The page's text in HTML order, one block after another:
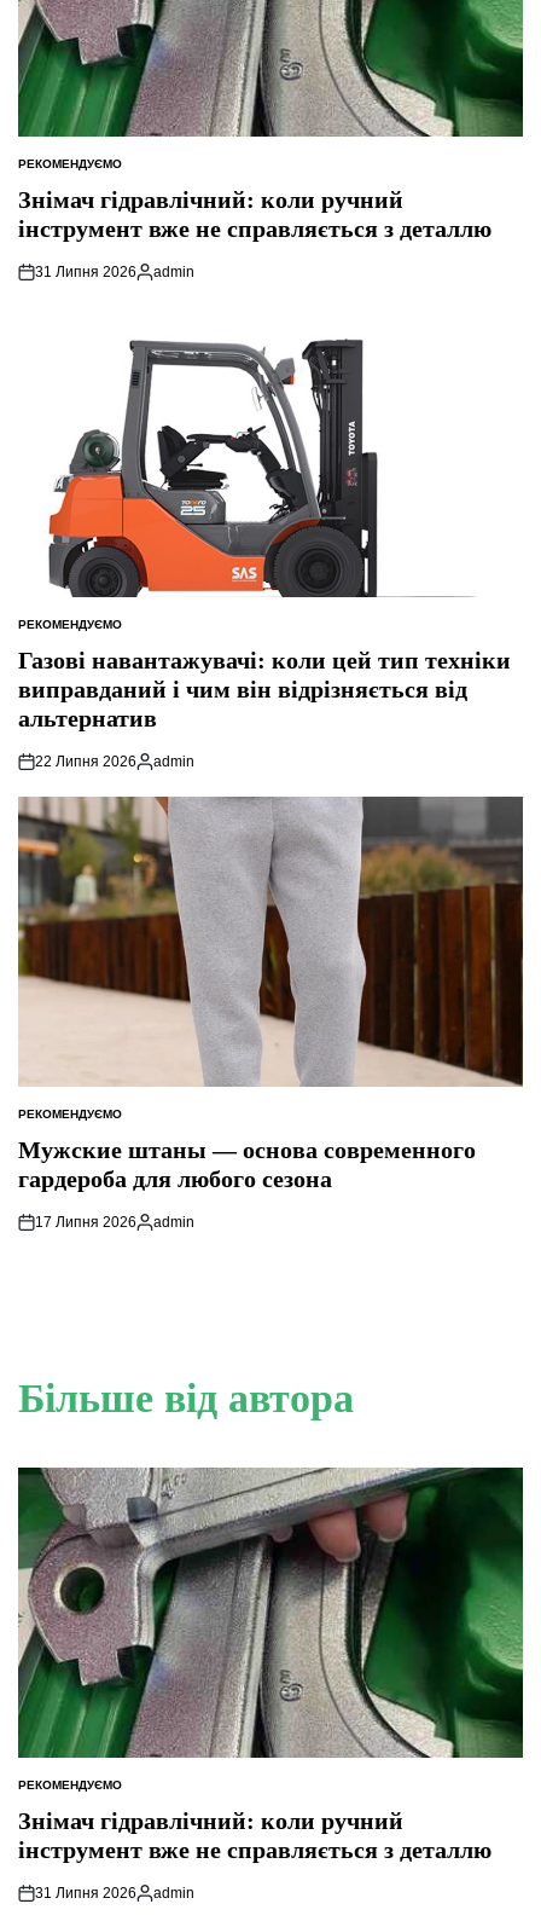
ОПУБЛІКУВАТИ
РЕКОМЕНДУЄМО
Знімач гідравлічний: коли ручний
інструмент вже не справляється з деталлю
31 Липня 2026
Опубліковано
admin
ОПУБЛІКУВАТИ
РЕКОМЕНДУЄМО
Газові навантажувачі: коли цей тип техніки
виправданий і чим він відрізняється від
альтернатив
22 Липня 2026
Опубліковано
admin
ОПУБЛІКУВАТИ
РЕКОМЕНДУЄМО
Мужские штаны — основа современного
гардероба для любого сезона
17 Липня 2026
Опубліковано
admin
Більше від автора
ОПУБЛІКУВАТИ
РЕКОМЕНДУЄМО
Знімач гідравлічний: коли ручний
інструмент вже не справляється з деталлю
31 Липня 2026
Опубліковано
admin